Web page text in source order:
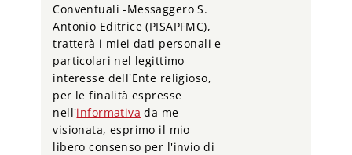
Conventuali -Messaggero S.
Antonio Editrice (PISAPFMC),
tratterà i miei dati personali e
particolari nel legittimo
interesse dell'Ente religioso,
per le finalità espresse
nell'informativa da me
visionata, esprimo il mio
libero consenso per l'invio di